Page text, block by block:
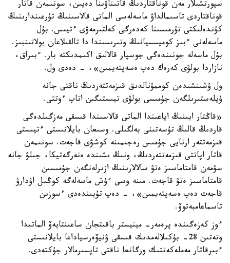
سپورتشىلار مەن قوناقتاردىڭ قاتىناۋىنا دەيىن، سونىمەن قاتار
قوناقتاردى تاسىمالداۋ ماسەلەسى الماتى قالاسىنىڭ تۇرعىندارىنىڭ
كۇندەلىكتى تۇرمىسىنا كەدەرگى كەلتىرمەۋى ءتيىس. بۇل
ماسەلەنى ءبىز كوميسسيانىڭ وتىرىسىندا دا تالقىلاعان بولاتىنبىز.
بۇل ماسەلە جونىندەگى جوسپار قالالىق اكىمدىكتە بار. ءبىراق،
نازاردا بولۋى كەرەك دەپ ەسەپتەيمىن»، - دەدى ول.
ول ۇشىنشىدەن كوممۋنالدىق قىزمەتتەردىڭ ناقتى جانە
ۇيلەستىرىلگەن جۇمىسى بولۋى تيىستىگىن اتاپ ءوتتى.
«قاڭتار ايىنىڭ اياعىندا الماتى قالاسىندا قىسقى مەزگىلدەگى
قاردىڭ قالىڭ تۇسەتىنى بەلگىلى. وسىعان بايلانىستى ءتيىستى
قىزمەتتەر ارنايى جۇمىس رەجىمىنە كوشۋى قاجەت. سونىمەن
قاتار اپاتتى قىزمەتتەردىڭ، ونىڭ ىشىندە ەنەرگەتيكا، جىلۋ جانە
سۋمەن قامتاماسىز ەتۋ سالالارىنىڭ ازىرلەنگەن جۇمىسىن
قامتاماسىز ەتۋ قاجەت. مىنە وسى ءۇش ماسەلەگە كوڭىل اۋدارۋ
قاجەت دەپ ەسەپتەيمىن»، - دەپ تۇيىندەدى ءسوزىن
تاسماعامبەتوۆ.
ءوز كەزەگىندە پرەمەر- مينيستر باقىتجان ساعىنتايەۆ الماتىدا
وتەتىن 28- بۇكىلالەمدىك قىسقى ۋنيۆەرسياداعا بايلانىستى
ءبىرقاتار مەملەكەتتىك ورگانعا ناقتى تاپسىرمالار جۇكتەدى.